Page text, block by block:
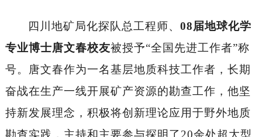
四川地矿局化探队总工程师、 08届地球化学
专业博士唐文春校友被授予“全国先进工作者”称
号。 唐文春作为一名基层地质科技工作者，长期
奋战在生产一线开展矿产资源的勘查工作，他坚
持新发展理念，积极将创新理论应用于野外地质
勘查实践，主持和主要参与探明了20余处超大型